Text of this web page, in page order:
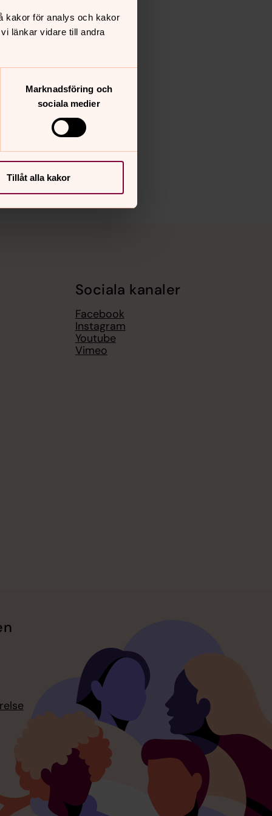
kakor för analys och kakor
länkar vidare till andra
Marknadsföring och
sociala medier
Tillåt alla kakor
Sociala kanaler
Facebook
Instagram
Youtube
Vimeo